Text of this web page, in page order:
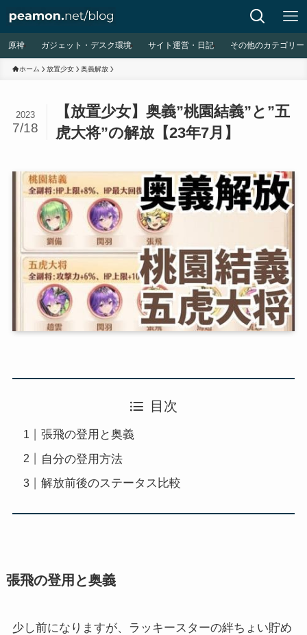
原神 ガジェット・デスク環境 サイト運営・日記 その他のカテゴリー
ホーム 放置少女 奥義解放
【放置少女】奥義”桃園結義”と”五
虎大将”の解放【23年7月】
2023
7/18
目次
張飛の登用と奥義
自分の登用方法
解放前後のステータス比較
張飛の登用と奥義
少し前になりますが、ラッキースターの絆ちょい貯め